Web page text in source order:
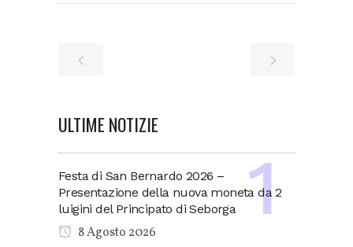
ULTIME NOTIZIE
Festa di San Bernardo 2026 –
Presentazione della nuova moneta da 2
luigini del Principato di Seborga
8 Agosto 2026